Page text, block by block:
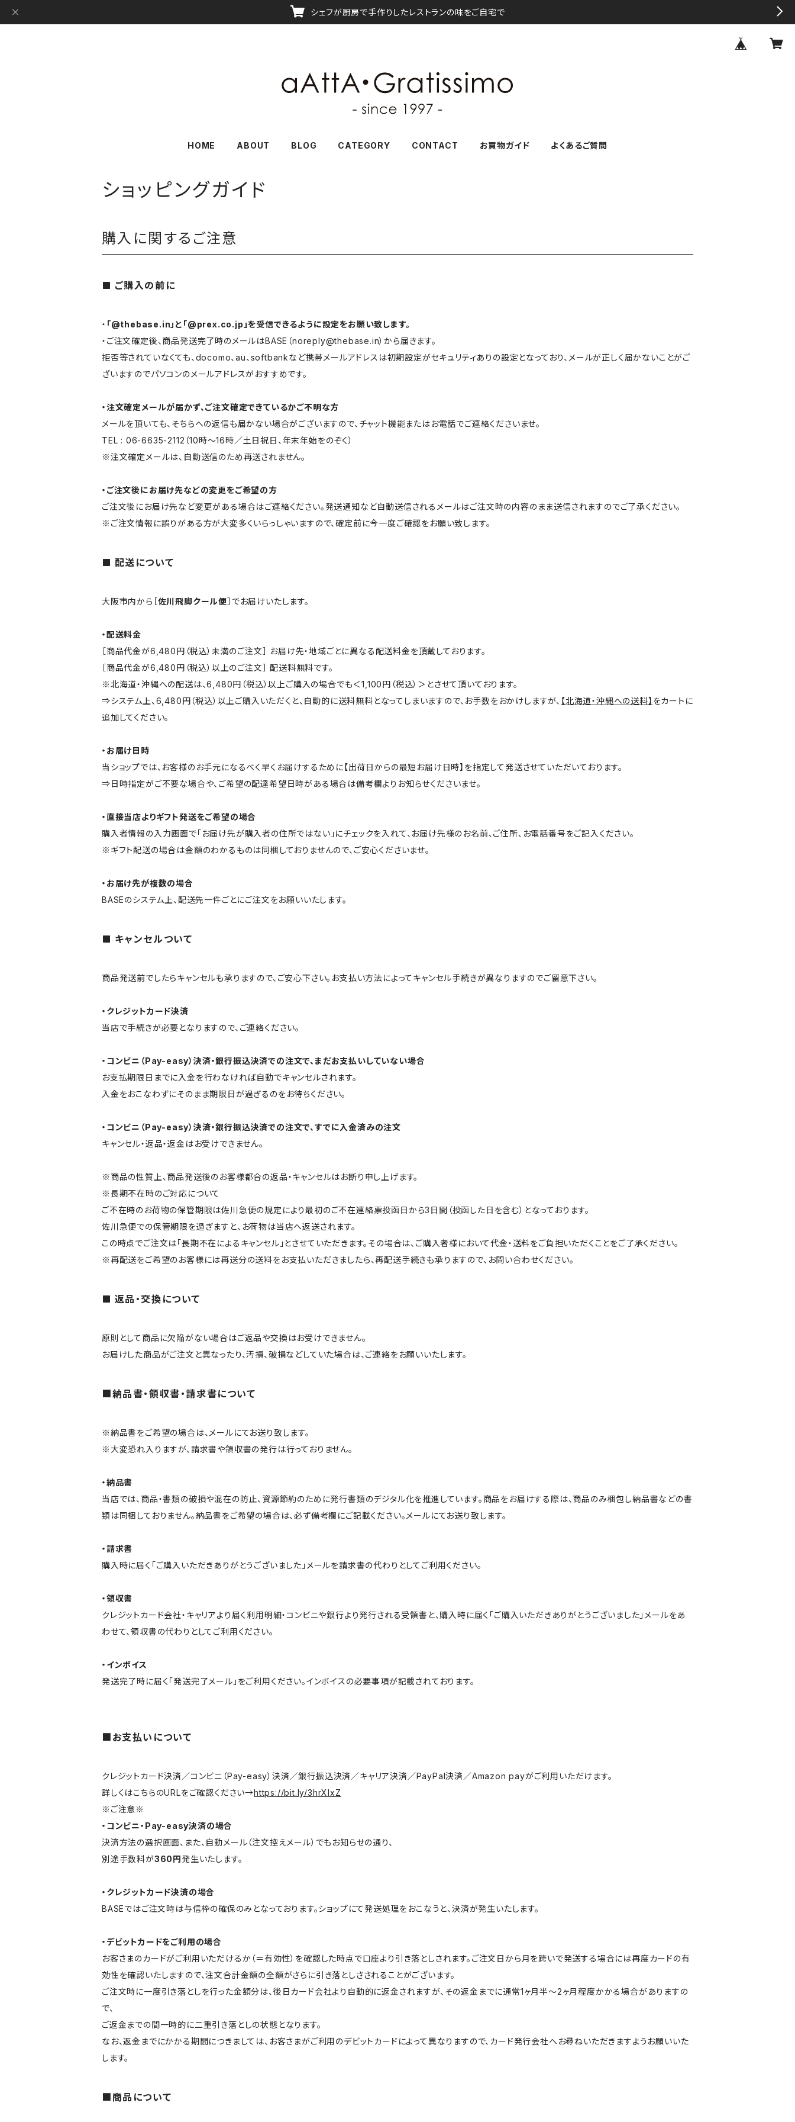
シェフが厨房で手作りしたレストランの味をご自宅で
HOME ABOUT BLOG CATEGORY CONTACT お買物ガイド よくあるご質問
ショッピングガイド
購入に関するご注意
ご購入の前に
・ 「@thebase.in」と「@prex.co.jp」を受信できるように設定をお願い致します。
・ご注文確定後、商品発送完了時のメールはBASE（noreply@thebase.in）から届きます。
拒否等されていなくても、docomo、au、softbankなど携帯メールアドレスは初期設定がセキュリティありの設定となっており、メールが正しく届かないことがご
ざいますのでパソコンのメールアドレスがおすすめです。
・注文確定メールが届かず、ご注文確定できているかご不明な方
メールを頂いても、そちらへの返信も届かない場合がございますので、チャット機能またはお電話でご連絡くださいませ。
TEL : 06-6635-2112（10時～16時／土日祝日、年末年始をのぞく）
※注文確定メールは、自動送信のため再送されません。
・ご注文後にお届け先などの変更をご希望の方
ご注文後にお届け先など変更がある場合はご連絡ください。発送通知など自動送信されるメールはご注文時の内容のまま送信されますのでご了承ください。
※ご注文情報に誤りがある方が大変多くいらっしゃいますので、確定前に今一度ご確認をお願い致します。
配送について
大阪市内から［佐川飛脚クール便］でお届けいたします。
・配送料金
［商品代金が6,480円（税込）未満のご注文］ お届け先・地域ごとに異なる配送料金を頂戴しております。
［商品代金が6,480円（税込）以上のご注文］ 配送料無料です。
※北海道・沖縄への配送は、6,480円（税込）以上ご購入の場合でも＜1,100円（税込）＞とさせて頂いております。
⇒システム上、6,480円（税込）以上ご購入いただくと、自動的に送料無料となってしまいますので、お手数をおかけしますが、 【北海道・沖縄への送料】 をカートに
追加してください。
・お届け日時
当ショップでは、お客様のお手元になるべく早くお届けするために【出荷日からの最短お届け日時】を指定して発送させていただいております。
⇒日時指定がご不要な場合や、ご希望の配達希望日時がある場合は備考欄よりお知らせくださいませ。
・直接当店よりギフト発送をご希望の場合
購入者情報の入力画面で「お届け先が購入者の住所ではない」にチェックを入れて、お届け先様のお名前､ご住所､お電話番号をご記入ください。
※ギフト配送の場合は金額のわかるものは同梱しておりませんので、ご安心くださいませ。
・お届け先が複数の場合
BASEのシステム上、配送先一件ごとにご注文をお願いいたします。
キャンセルついて
商品発送前でしたらキャンセルも承りますので、ご安心下さい。お支払い方法によってキャンセル手続きが異なりますのでご留意下さい。
・クレジットカード決済
当店で手続きが必要となりますので、ご連絡ください。
・コンビニ（Pay-easy）決済・銀行振込決済での注文で、まだお支払いしていない場合
お支払期限日までに入金を行わなければ自動でキャンセルされます。
入金をおこなわずにそのまま期限日が過ぎるのをお待ちください。
・コンビニ（Pay-easy）決済・銀行振込決済での注文で、すでに入金済みの注文
キャンセル・返品・返金はお受けできません。
※商品の性質上、商品発送後のお客様都合の返品・キャンセルはお断り申し上げます。
※長期不在時のご対応について
ご不在時のお荷物の保管期限は佐川急便の規定により最初のご不在連絡票投函日から3日間（投函した日を含む）となっております。
佐川急便での保管期限を過ぎますと、お荷物は当店へ返送されます。
この時点でご注文は「長期不在によるキャンセル」とさせていただきます。その場合は、ご購入者様において代金・送料をご負担いただくことをご了承ください。
※再配送をご希望のお客様には再送分の送料をお支払いただきましたら、再配送手続きも承りますので、お問い合わせください。
返品・交換について
原則として商品に欠陥がない場合はご返品や交換はお受けできません。
お届けした商品がご注文と異なったり、汚損、破損などしていた場合は、ご連絡をお願いいたします。
■納品書・領収書・請求書について
※納品書をご希望の場合は、メールにてお送り致します。
※大変恐れ入りますが、請求書や領収書の発行は行っておりません。
・納品書
当店では、商品・書類の破損や混在の防止、資源節約のために発行書類のデジタル化を推進しています。商品をお届けする際は、商品のみ梱包し納品書などの書
類は同梱しておりません。納品書をご希望の場合は、必ず備考欄にご記載ください。メールにてお送り致します。
・請求書
購入時に届く「ご購入いただきありがとうございました」メールを請求書の代わりとしてご利用ください。
・領収書
クレジットカード会社・キャリアより届く利用明細・コンビニや銀行より発行される受領書と、購入時に届く「ご購入いただきありがとうございました」メールをあ
わせて、領収書の代わりとしてご利用ください。
・インボイス
発送完了時に届く「発送完了メール」をご利用ください。インボイスの必要事項が記載されております。
■お支払いについて
クレジットカード決済／コンビニ（Pay-easy）決済／銀行振込決済／キャリア決済／PayPal決済／Amazon payがご利用いただけます。
詳しくはこちらのURLをご確認ください→https://bit.ly/3hrXlxZ
※ご注意※
・コンビニ・Pay-easy決済の場合
決済方法の選択画面、また、自動メール（注文控えメール）でもお知らせの通り、
別途手数料が360円発生いたします。
・クレジットカード決済の場合
BASEではご注文時は与信枠の確保のみとなっております。ショップにて発送処理をおこなうと、決済が発生いたします。
・デビットカードをご利用の場合
お客さまのカードがご利用いただけるか（＝有効性）を確認した時点で口座より引き落としされます。ご注文日から月を跨いで発送する場合には再度カードの有
効性を確認いたしますので、注文合計金額の全額がさらに引き落としさされることがございます。
ご注文時に一度引き落としを行った金額分は、後日カード会社より自動的に返金されますが、その返金までに通常1ヶ月半～2ヶ月程度かかる場合がありますの
で、
ご返金までの間一時的に二重引き落としの状態となります。
なお、返金までにかかる期間につきましては、お客さまがご利用のデビットカードによって異なりますので、カード発行会社へお尋ねいただきますようお願いいた
します。
■商品について